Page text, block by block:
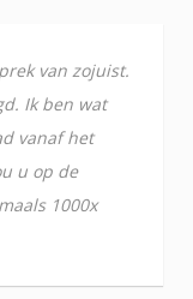
van zojuist.
Ik ben wat
vanaf het
u op de
1000x